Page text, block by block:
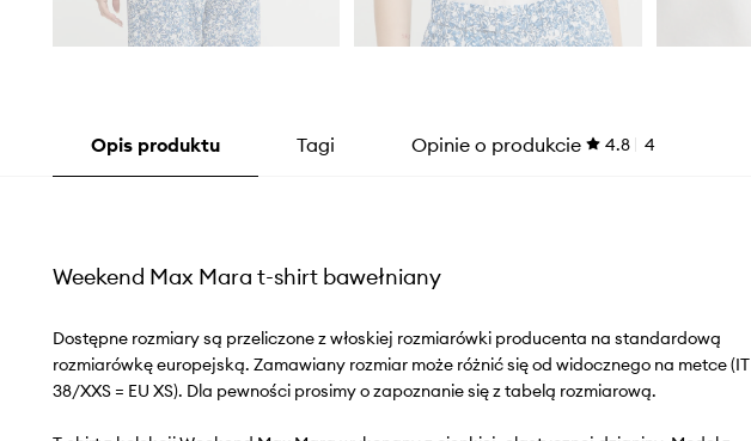
Opis produktu Tagi Opinie o produkcie 4.8 4
Weekend Max Mara t-shirt bawełniany
Dostępne rozmiary są przeliczone z włoskiej rozmiarówki producenta na standardową
rozmiarówkę europejską. Zamawiany rozmiar może różnić się od widocznego na metce (IT
38/XXS = EU XS). Dla pewności prosimy o zapoznanie się z tabelą rozmiarową.